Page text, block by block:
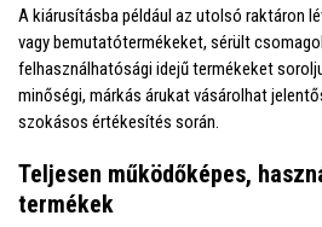
A kiárusításba például az utolsó raktáron
vagy bemutatótermékeket, sérült
felhasználhatósági idejű termékeket
minőségi, márkás árukat vásárolhat
szokásos értékesítés során.
Teljesen működőképes,
termékek